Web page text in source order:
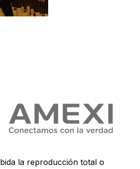
la reproducción total o